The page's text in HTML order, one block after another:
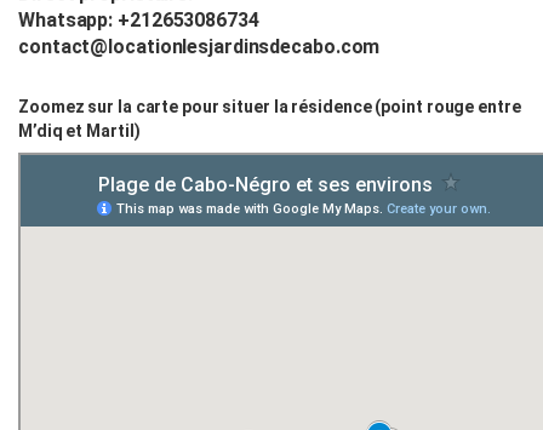
Whatsapp: +212653086734
contact@locationlesjardinsdecabo.com
Zoomez sur la carte pour situer la résidence (point rouge entre
M’diq et Martil)